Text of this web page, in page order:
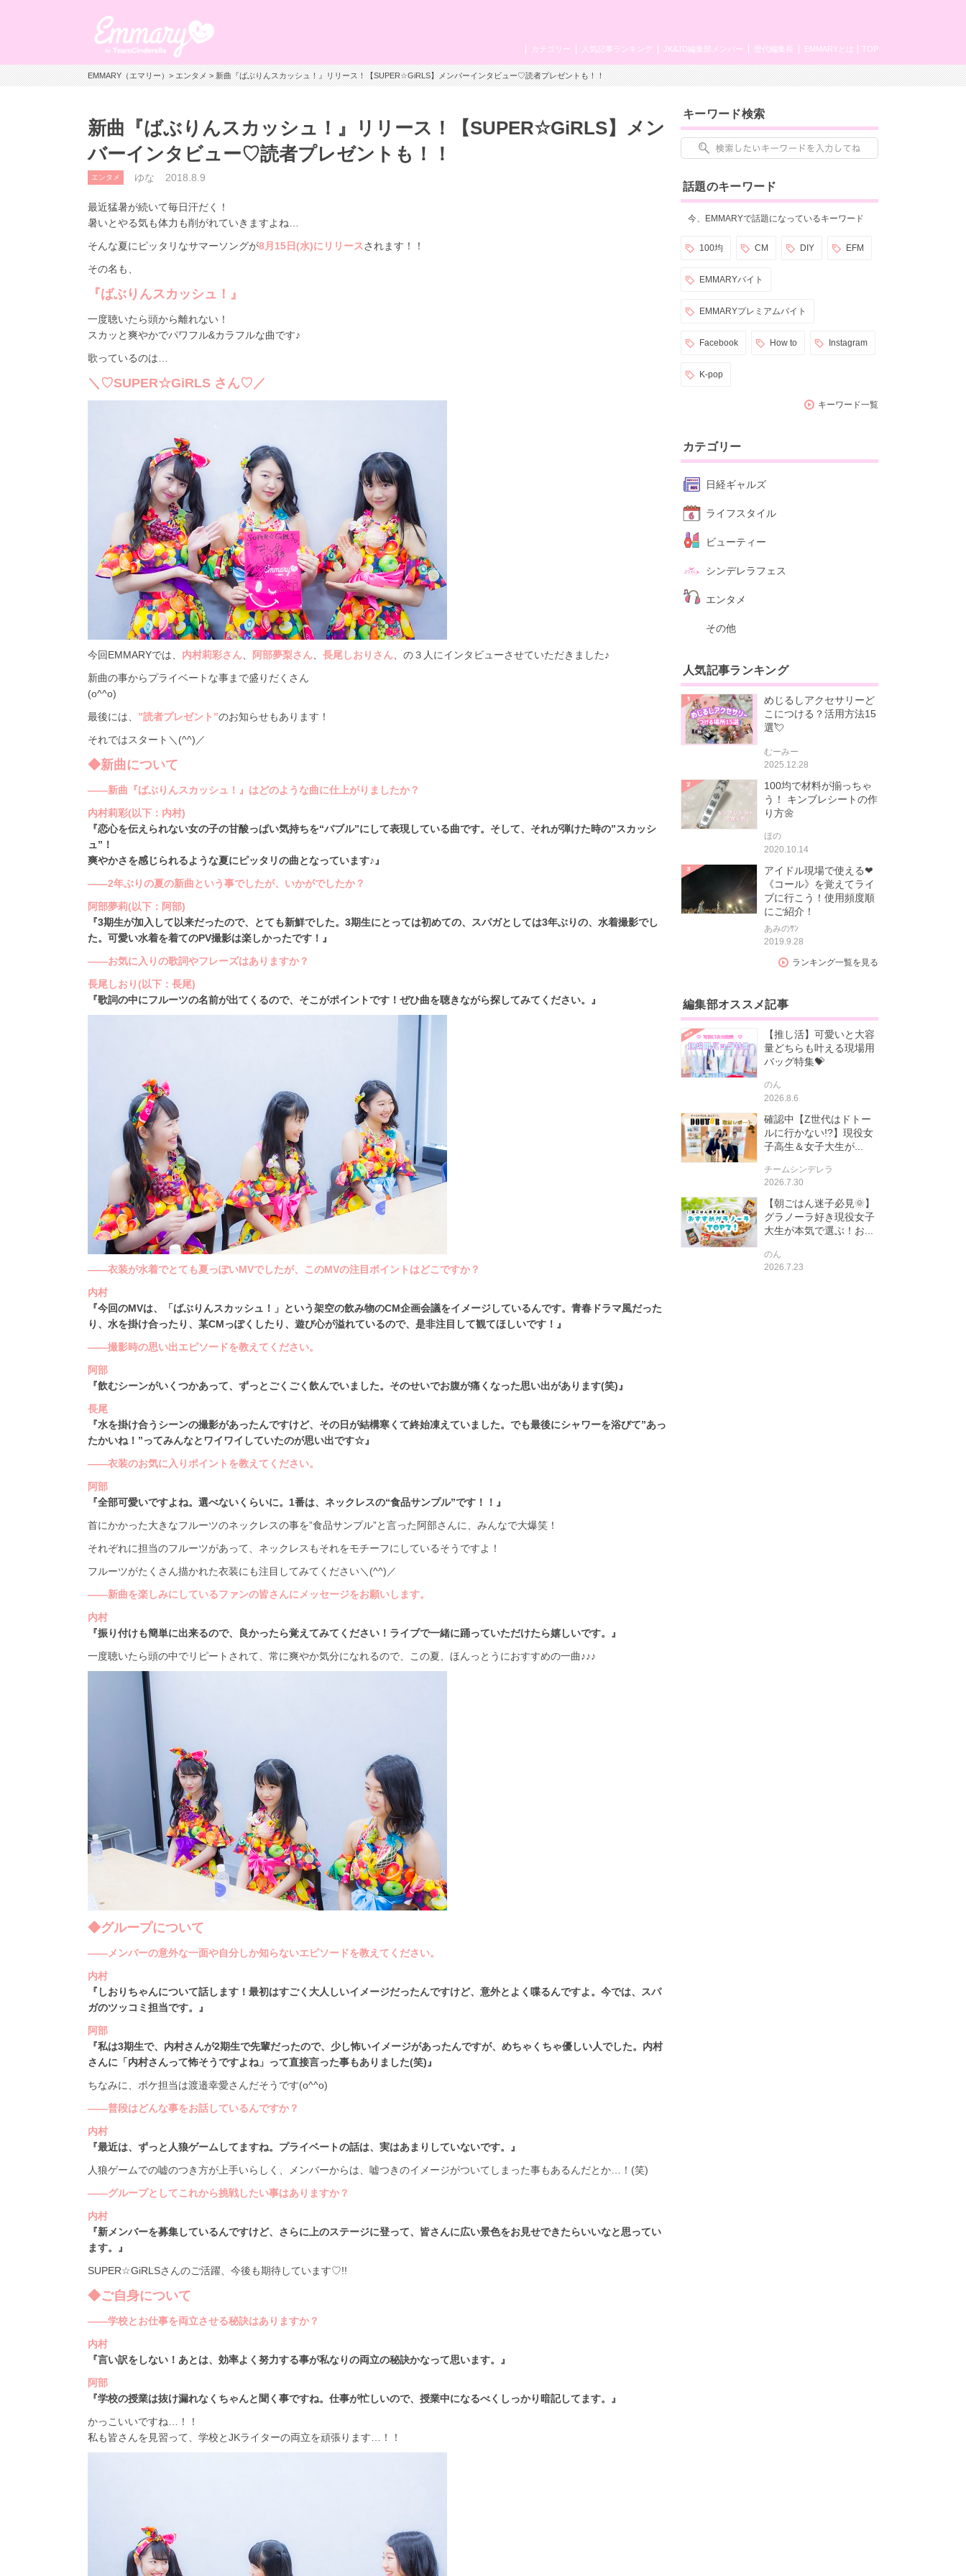
TOP
EMMARYとは
歴代編集長
JK&JD編集部メンバー
人気記事ランキング
カテゴリー
EMMARY（エマリー）>エンタメ> 新曲『ばぶりんスカッシュ！』リリース！【SUPER☆GiRLS】メンバーインタビュー♡読者プレゼントも！！
新曲『ばぶりんスカッシュ！』リリース！【SUPER☆GiRLS】メン
バーインタビュー♡読者プレゼントも！！
エンタメ ゆな 2018.8.9
最近猛暑が続いて毎日汗だく！
暑いとやる気も体力も削がれていきますよね…
そんな夏にピッタリなサマーソングが8月15日(水)にリリース されます！！
その名も、
『ばぶりんスカッシュ！』
一度聴いたら頭から離れない！
スカッと爽やかでパワフル&カラフルな曲です♪
歌っているのは…
＼♡SUPER☆GiRLS さん♡／
今回EMMARYでは、 内村莉彩さん 阿部夢梨さん 長尾しおりさん 、の３人にインタビューさせていただきました♪
新曲の事からプライベートな事まで盛りだくさん
(o^^o)
最後には、 ”読者プレゼント”のお知らせもあります！
それではスタート＼(^^)／
◆新曲について
――新曲『ばぶりんスカッシュ！』はどのような曲に仕上がりましたか？
内村莉彩(以下：内村)
『恋心を伝えられない女の子の甘酸っぱい気持ちを“バブル”にして表現している曲です。そして、それが弾けた時の”スカッシ
ュ”！
爽やかさを感じられるような夏にピッタリの曲となっています♪』
――2年ぶりの夏の新曲という事でしたが、いかがでしたか？
阿部夢莉(以下：阿部)
『3期生が加入して以来だったので、とても新鮮でした。3期生にとっては初めての、スパガとしては3年ぶりの、水着撮影でし
た。可愛い水着を着てのPV撮影は楽しかったです！』
――お気に入りの歌詞やフレーズはありますか？
長尾しおり(以下：長尾)
『歌詞の中にフルーツの名前が出てくるので、そこがポイントです！ぜひ曲を聴きながら探してみてください。』
――衣装が水着でとても夏っぽいMVでしたが、このMVの注目ポイントはどこですか？
内村
『今回のMVは、「ばぶりんスカッシュ！」という架空の飲み物のCM企画会議をイメージしているんです。青春ドラマ風だった
り、水を掛け合ったり、某CMっぽくしたり、遊び心が溢れているので、是非注目して観てほしいです！』
――撮影時の思い出エピソードを教えてください。
阿部
『飲むシーンがいくつかあって、ずっとごくごく飲んでいました。そのせいでお腹が痛くなった思い出があります(笑)』
長尾
『水を掛け合うシーンの撮影があったんですけど、その日が結構寒くて終始凍えていました。でも最後にシャワーを浴びて”あっ
たかいね！”ってみんなとワイワイしていたのが思い出です☆』
――衣装のお気に入りポイントを教えてください。
阿部
『全部可愛いですよね。選べないくらいに。1番は、ネックレスの“食品サンプル”です！！』
首にかかった大きなフルーツのネックレスの事を”食品サンプル”と言った阿部さんに、みんなで大爆笑！
それぞれに担当のフルーツがあって、ネックレスもそれをモチーフにしているそうですよ！
フルーツがたくさん描かれた衣装にも注目してみてください＼(^^)／
――新曲を楽しみにしているファンの皆さんにメッセージをお願いします。
内村
『振り付けも簡単に出来るので、良かったら覚えてみてください！ライブで一緒に踊っていただけたら嬉しいです。』
一度聴いたら頭の中でリピートされて、常に爽やか気分になれるので、この夏、ほんっとうにおすすめの一曲♪♪♪
◆グループについて
――メンバーの意外な一面や自分しか知らないエピソードを教えてください。
内村
『しおりちゃんについて話します！最初はすごく大人しいイメージだったんですけど、意外とよく喋るんですよ。今では、スパ
ガのツッコミ担当です。』
阿部
『私は3期生で、内村さんが2期生で先輩だったので、少し怖いイメージがあったんですが、めちゃくちゃ優しい人でした。内村
さんに「内村さんって怖そうですよね」って直接言った事もありました(笑)』
ちなみに、ボケ担当は渡邉幸愛さんだそうです(o^^o)
――普段はどんな事をお話しているんですか？
内村
『最近は、ずっと人狼ゲームしてますね。プライベートの話は、実はあまりしていないです。』
人狼ゲームでの嘘のつき方が上手いらしく、メンバーからは、嘘つきのイメージがついてしまった事もあるんだとか…！(笑)
――グループとしてこれから挑戦したい事はありますか？
内村
『新メンバーを募集しているんですけど、さらに上のステージに登って、皆さんに広い景色をお見せできたらいいなと思ってい
ます。』
SUPER☆GiRLSさんのご活躍、今後も期待しています♡!!
◆ご自身について
――学校とお仕事を両立させる秘訣はありますか？
内村
『言い訳をしない！あとは、効率よく努力する事が私なりの両立の秘訣かなって思います。』
阿部
『学校の授業は抜け漏れなくちゃんと聞く事ですね。仕事が忙しいので、授業中になるべくしっかり暗記してます。』
かっこいいですね…！！
私も皆さんを見習って、学校とJKライターの両立を頑張ります…！！
キーワード検索
話題のキーワード
今、EMMARYで話題になっているキーワード
100均 CM DIY EFM
EMMARYバイト
EMMARYプレミアムバイト
Facebook How to Instagram
K-pop
キーワード一覧
カテゴリー
日経ギャルズ
ライフスタイル
ビューティー
シンデレラフェス
エンタメ
その他
人気記事ランキング
めじるしアクセサリーど
こにつける？活用方法15
選💘
むーみー
2025.12.28
100均で材料が揃っちゃ
う！ キンブレシートの作
り方🌼
ほの
2020.10.14
アイドル現場で使える❤
《コール》を覚えてライ
ブに行こう！使用頻度順
にご紹介！
あみのｻﾝ
2019.9.28
ランキング一覧を見る
編集部オススメ記事
【推し活】可愛いと大容
量どちらも叶える現場用
バッグ特集💝
のん
2026.8.6
確認中【Z世代はドトー
ルに行かない!?】現役女
子高生＆女子大生が...
チームシンデレラ
2026.7.30
【朝ごはん迷子必見🌞】
グラノーラ好き現役女子
大生が本気で選ぶ！お...
のん
2026.7.23